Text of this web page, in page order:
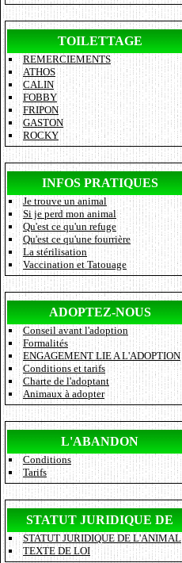
TOILETTAGE
REMERCIEMENTS
ATHOS
CALIN
FOBBY
FRIPON
GASTON
ROCKY
INFOS PRATIQUES
Je trouve un animal
Si je perd mon animal
Qu'est ce qu'un refuge
Qu'est ce qu'une fourrière
La stérilisation
Vaccination et Tatouage
ADOPTEZ-NOUS
Conseil avant l'adoption
Formalités
ENGAGEMENT LIE A L'ADOPTION
Conditions et tarifs
Charte de l'adoptant
Animaux à adopter
L'ABANDON
Conditions
Tarifs
STATUT JURIDIQUE DE
L'ANIMAL
STATUT JURIDIQUE DE L'ANIMAL
TEXTE DE LOI